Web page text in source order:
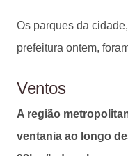
Os parques da
prefeitura ontem,
Ventos
A região
ventania ao longo